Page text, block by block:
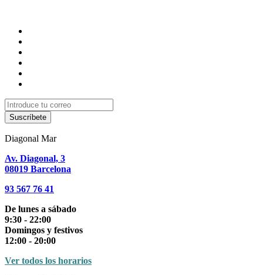
Suscríbete
Diagonal Mar
Av. Diagonal, 3
08019 Barcelona
93 567 76 41
De lunes a sábado
9:30 - 22:00
Domingos y festivos
12:00 - 20:00
Ver todos los horarios